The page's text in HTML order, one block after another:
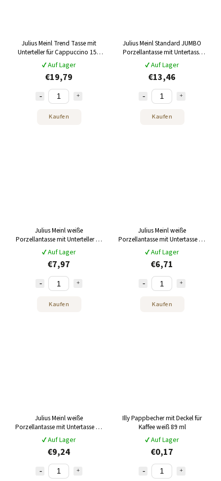
Julius Meinl Trend Tasse mit
Unterteller für Cappuccino 150
ml
✔ Auf Lager
€19,79
Kaufen
Julius Meinl Standard JUMBO
Porzellantasse mit Untertasse
250ml
✔ Auf Lager
€13,46
Kaufen
Julius Meinl weiße
Porzellantasse mit Unterteller für
Melange 105 ml
✔ Auf Lager
€7,97
Kaufen
Julius Meinl weiße
Porzellantasse mit Untertasse für
Espresso 55ml
✔ Auf Lager
€6,71
Kaufen
Julius Meinl weiße
Porzellantasse mit Untertasse für
Cappuccino 200 ml
✔ Auf Lager
€9,24
Illy Pappbecher mit Deckel für
Kaffee weiß 89 ml
✔ Auf Lager
€0,17